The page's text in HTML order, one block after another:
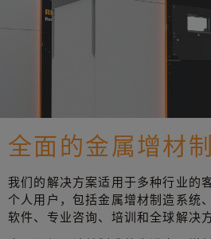
全面的金属增材
我们的解决方案适用于多种行业的
个人用户，包括金属增材制造系统
软件、专业咨询、培训和全球解决